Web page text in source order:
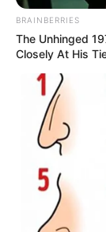
BRAINBERRIES
The Unhinged
Closely At His